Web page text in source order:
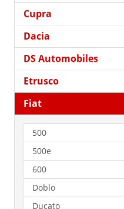
Cupra
Dacia
DS Automobiles
Etrusco
Fiat
500
500e
600
Doblo
Ducato